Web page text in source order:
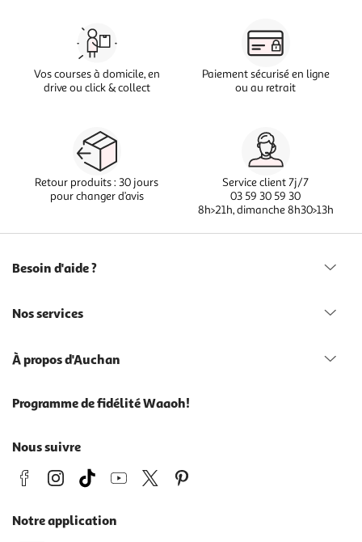
Vos courses à domicile, en
drive ou click & collect
Paiement sécurisé en ligne
ou au retrait
Retour produits : 30 jours
pour changer d’avis
Service client 7j/7
03 59 30 59 30
8h>21h, dimanche 8h30>13h
Besoin d'aide ?
Nos services
À propos d'Auchan
Programme de fidélité Waaoh!
Nous suivre
Notre application